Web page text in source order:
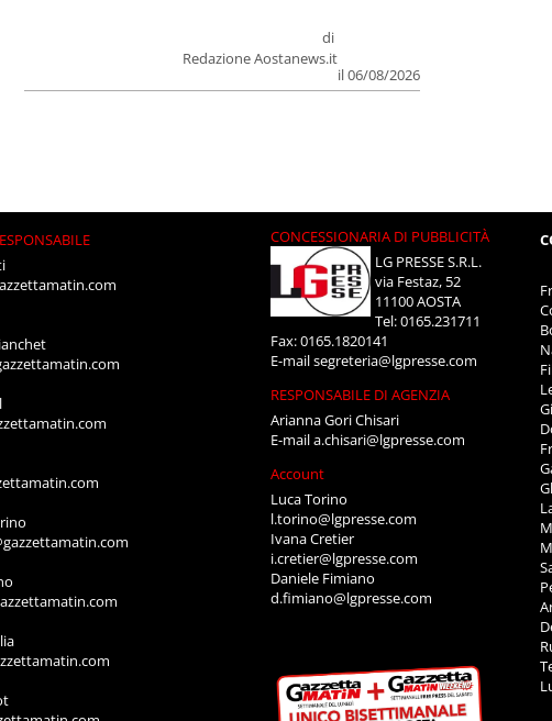
di
Redazione Aostanews.it
il 06/08/2026
CONCESSIONARIA DI PUBBLICITÀ
LG PRESSE S.R.L.
via Festaz, 52
11100 AOSTA
Tel: 0165.231711
Fax: 0165.1820141
E-mailsegreteria@lgpresse.com
RESPONSABILE DI AGENZIA
Arianna Gori Chisari
E-maila.chisari@lgpresse.com
Account
Luca Torino
l.torino@lgpresse.com
Ivana Cretier
i.cretier@lgpresse.com
Daniele Fimiano
d.fimiano@lgpresse.com